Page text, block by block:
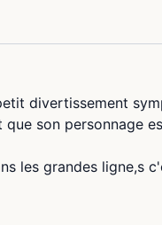
divertissement
que son personnage
les grandes ligne,s